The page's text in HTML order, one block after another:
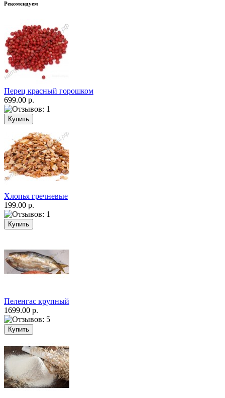
Рекомендуем
Перец красный горошком
699.00 р.
Хлопья гречневые
199.00 р.
Пеленгас крупный
1699.00 р.